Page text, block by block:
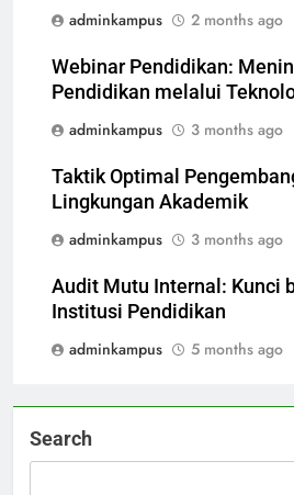
adminkampus
2 months ago
Webinar Pendidikan:
Pendidikan melalui
adminkampus
3 months ago
Taktik Optimal
Lingkungan Akademik
adminkampus
3 months ago
Audit Mutu Internal: Kunci
Institusi Pendidikan
adminkampus
5 months ago
Search